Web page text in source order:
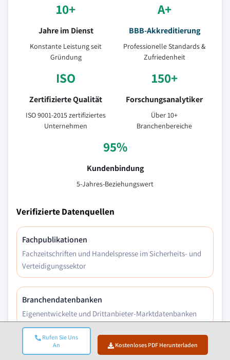
Rufen Sie Uns
An
Kostenloses PDF Herunterladen
10+
Jahre im Dienst
Konstante Leistung seit
Gründung
A+
BBB-Akkreditierung
Professionelle Standards &
Zufriedenheit
ISO
Zertifizierte Qualität
ISO 9001-2015 zertifiziertes
Unternehmen
150+
Forschungsanalytiker
Über 10+
Branchenbereiche
95%
Kundenbindung
5-Jahres-Beziehungswert
Verifizierte Datenquellen
Fachpublikationen
Fachzeitschriften und Handelspresse im Sicherheits- und
Verteidigungssektor
Branchendatenbanken
Eigenentwickelte und Drittanbieter-Marktdatenbanken
Regulatorische Einreichungen